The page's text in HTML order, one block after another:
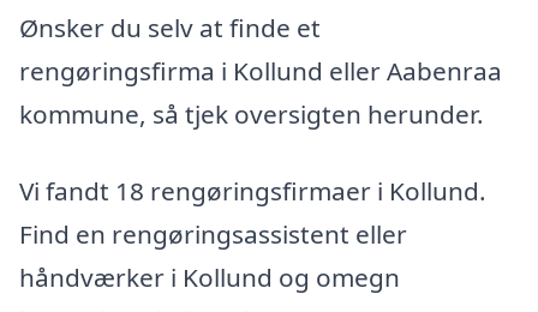
Ønsker du selv at finde et
rengøringsfirma i Kollund eller Aabenraa
kommune, så tjek oversigten herunder.
Vi fandt 18 rengøringsfirmaer i Kollund.
Find en rengøringsassistent eller
håndværker i Kollund og omegn